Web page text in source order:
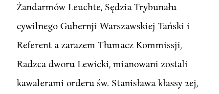
Żandarmów Leuchte, Sędzia Trybunału
cywilnego Gubernji Warszawskiej Tański i
Referent a zarazem Tłumacz Kommissji,
Radzca dworu Lewicki, mianowani zostali
kawalerami orderu św. Stanisława kłassy 2ej,